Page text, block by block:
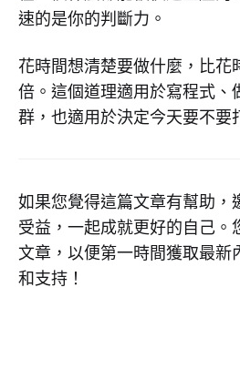
速的是你的判斷力。
花時間想清楚要做什麼，比花
倍。這個道理適用於寫程式、
群，也適用於決定今天要不要
如果您覺得這篇文章有幫助，
受益，一起成就更好的自己。
文章，以便第一時間獲取最新
和支持！